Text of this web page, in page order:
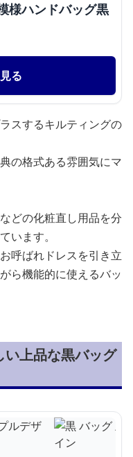
様ハンドバッグ黒
る
スするキルティングの
の格式ある雰囲気にマ
どの化粧直し用品を分
います。
呼ばれドレスを引き立
ら機能的に使えるバッ
上品な黒バッグ